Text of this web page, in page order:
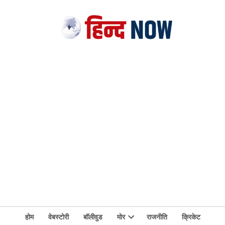
होम वेबस्टोरी बॉलीवुड मोर राजनीति
क्रिकेट